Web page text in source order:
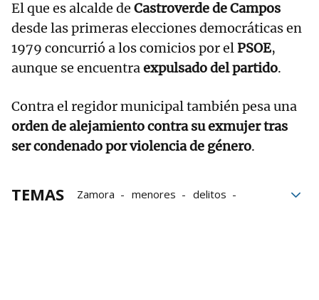
El que es alcalde de Castroverde de Campos
desde las primeras elecciones democráticas en
1979 concurrió a los comicios por elPSOE,
aunque se encuentraexpulsado del partido.
Contra el regidor municipal también pesa una
orden de alejamiento contra su exmujer tras
ser condenado por violencia de género.
TEMAS Zamora menores
delitos